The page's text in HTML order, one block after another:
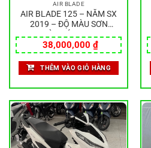
AIR BLADE
AIR BLADE 125 – NĂM SX
2019 – ĐỘ MÀU SƠN
38,000,000 ₫
THÊM VÀO GIỎ HÀNG